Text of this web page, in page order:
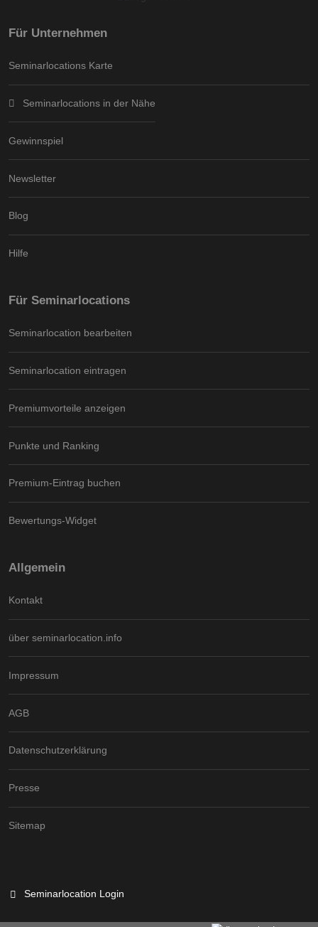
Für Unternehmen
Seminarlocations Karte
Seminarlocations in der Nähe
Gewinnspiel
Newsletter
Blog
Hilfe
Für Seminarlocations
Seminarlocation bearbeiten
Seminarlocation eintragen
Premiumvorteile anzeigen
Punkte und Ranking
Premium-Eintrag buchen
Bewertungs-Widget
Allgemein
Kontakt
über seminarlocation.info
Impressum
AGB
Datenschutzerklärung
Presse
Sitemap
Seminarlocation Login